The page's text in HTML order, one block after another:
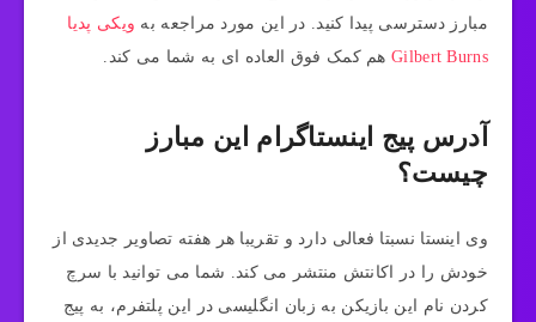
مبارز دسترسی پیدا کنید. در این مورد مراجعه به ویکی پدیا
Gilbert Burnsهم کمک فوق العاده ای به شما می کند.
آدرس پیج اینستاگرام این مبارز
چیست؟
وی اینستا نسبتا فعالی دارد و تقریبا هر هفته تصاویر جدیدی از
خودش را در اکانتش منتشر می کند. شما می توانید با سرچ
کردن نام این بازیکن به زبان انگلیسی در این پلتفرم، به پیج